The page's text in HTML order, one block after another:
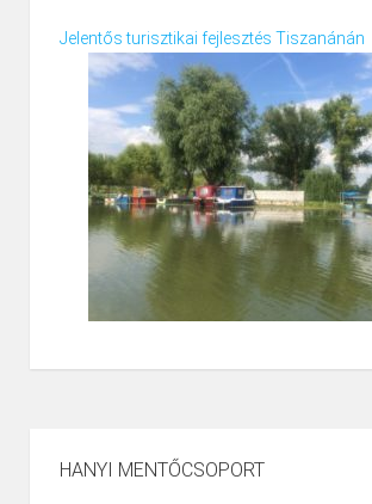
Jelentős turisztikai fejlesztés Tiszanánán
HANYI MENTŐCSOPORT